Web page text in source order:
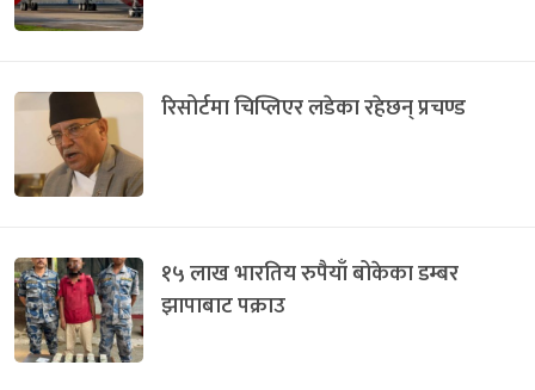
रिसोर्टमा चिप्लिएर लडेका रहेछन् प्रचण्ड
१५ लाख भारतिय रुपैयाँ बोकेका डम्बर
झापाबाट पक्राउ